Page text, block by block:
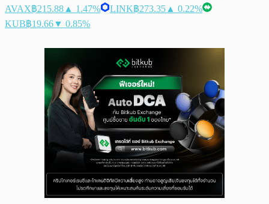
AVAX฿215.88 ▲ 1.47% LINK฿273.35 ▲ 0.22%
KUB฿19.66▼ 0.85%